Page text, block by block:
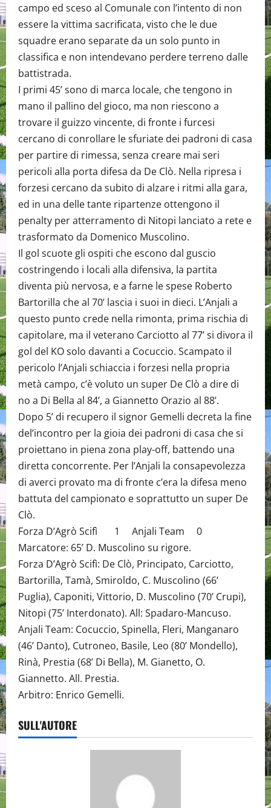
campo ed sceso al Comunale con l’intento di non
essere la vittima sacrificata, visto che le due
squadre erano separate da un solo punto in
classifica e non intendevano perdere terreno dalle
battistrada.
I primi 45’ sono di marca locale, che tengono in
mano il pallino del gioco, ma non riescono a
trovare il guizzo vincente, di fronte i furcesi
cercano di conrollare le sfuriate dei padroni di casa
per partire di rimessa, senza creare mai seri
pericoli alla porta difesa da De Clò. Nella ripresa i
forzesi cercano da subito di alzare i ritmi alla gara,
ed in una delle tante ripartenze ottengono il
penalty per atterramento di Nitopi lanciato a rete e
trasformato da Domenico Muscolino.
Il gol scuote gli ospiti che escono dal guscio
costringendo i locali alla difensiva, la partita
diventa più nervosa, e a farne le spese Roberto
Bartorilla che al 70’ lascia i suoi in dieci. L’Anjali a
questo punto crede nella rimonta, prima rischia di
capitolare, ma il veterano Carciotto al 77’ si divora il
gol del KO solo davanti a Cocuccio. Scampato il
pericolo l’Anjali schiaccia i forzesi nella propria
metà campo, c’è voluto un super De Clò a dire di
no a Di Bella al 84’, a Giannetto Orazio al 88’.
Dopo 5’ di recupero il signor Gemelli decreta la fine
del’incontro per la gioia dei padroni di casa che si
proiettano in piena zona play-off, battendo una
diretta concorrente. Per l’Anjali la consapevolezza
di averci provato ma di fronte c’era la difesa meno
battuta del campionato e soprattutto un super De
Clò.
Forza D’Agrò Scifì 1 Anjali Team 0
Marcatore: 65’ D. Muscolino su rigore.
Forza D’Agrò Scifì: De Clò, Principato, Carciotto,
Bartorilla, Tamà, Smiroldo, C. Muscolino (66’
Puglia), Caponiti, Vittorio, D. Muscolino (70’ Crupi),
Nitopi (75’ Interdonato). All: Spadaro-Mancuso.
Anjali Team: Cocuccio, Spinella, Fleri, Manganaro
(46’ Danto), Cutroneo, Basile, Leo (80’ Mondello),
Rinà, Prestia (68’ Di Bella), M. Gianetto, O.
Giannetto. All. Prestia.
Arbitro: Enrico Gemelli.
SULL'AUTORE